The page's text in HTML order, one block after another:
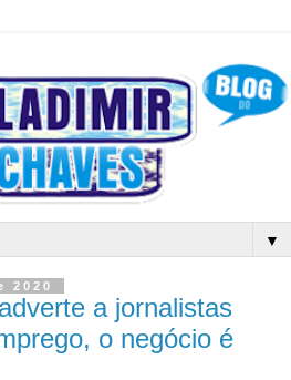
▼
2020
a jornalistas
o negócio é